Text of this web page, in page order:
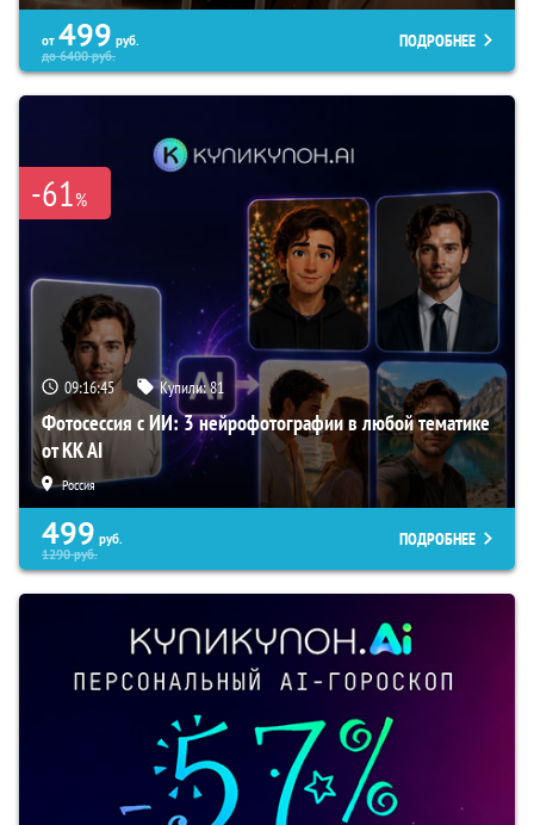
от 499 руб.
до6400руб.
ПОДРОБНЕЕ
-61%
09:16:44 Купили:81
Фотосессия с ИИ: 3 нейрофотографии в любой тематике
от KK AI
Россия
499 руб.
1290руб.
ПОДРОБНЕЕ